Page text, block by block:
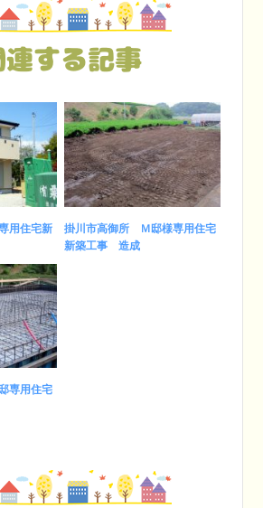
連する記事
用住宅新
掛川市高御所 Ｍ邸様専用住宅
新築工事 造成
専用住宅